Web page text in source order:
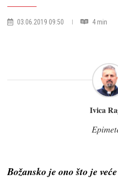
03.06.2019 09:50 4 min
Ivica
Božansko je ono što je